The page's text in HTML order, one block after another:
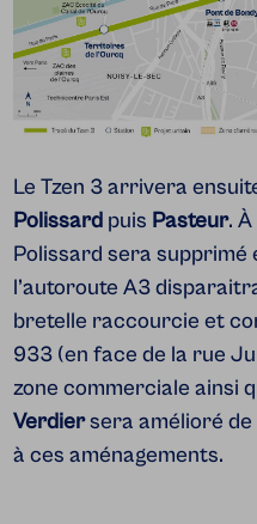
Le Tzen 3 arrivera
Polissard puis Pasteur.
Polissard sera supprimé
l’autoroute A3
bretelle raccourcie et
933 (en face de la rue
zone commerciale ainsi
Verdiersera amélioré
à ces aménagements.